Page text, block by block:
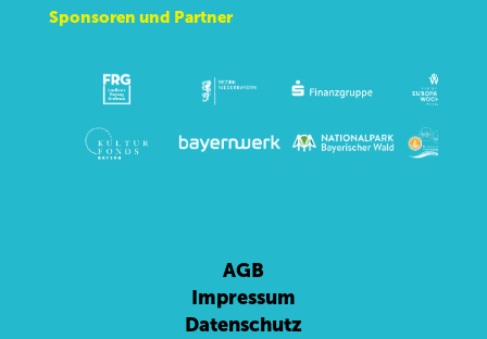
Sponsoren und Partner
AGB
Impressum
Datenschutz